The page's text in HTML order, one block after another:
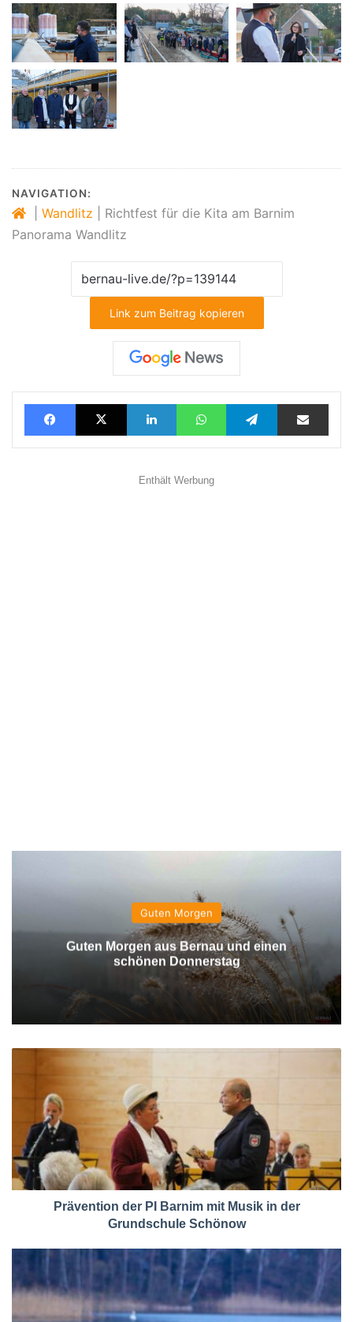
NAVIGATION:
Wandlitz
Richtfest für die Kita am Barnim
Panorama Wandlitz
Link zum Beitrag kopieren
FacebookX LinkedInWhatsAppTelegramTeilen via E-Mail
Enthält Werbung
Guten Morgen
Guten Morgen aus Bernau und einen
schönen Donnerstag
Prävention der PI Barnim mit Musik in der
Grundschule Schönow